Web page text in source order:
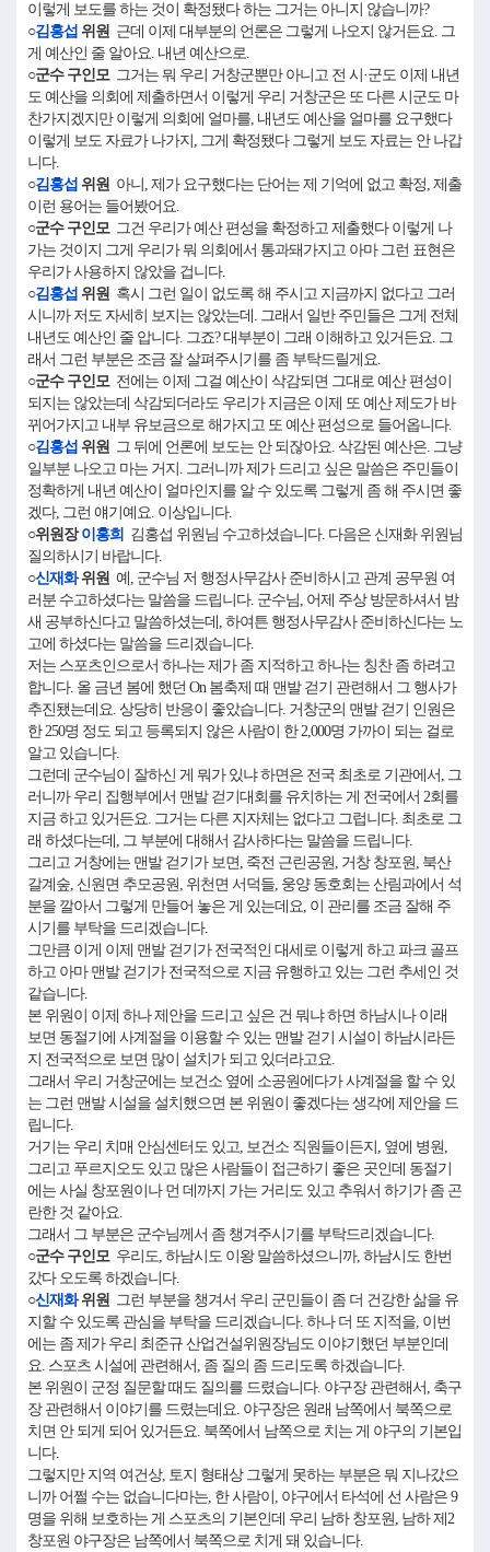
이렇게 보도를 하는 것이 확정됐다 하는 그거는 아니지 않습니까?
○김홍섭 위원 근데 이제 대부분의 언론은 그렇게 나오지 않거든요. 그
게 예산인 줄 알아요. 내년 예산으로.
○군수 구인모그거는 뭐 우리 거창군뿐만 아니고 전 시·군도 이제 내년
도 예산을 의회에 제출하면서 이렇게 우리 거창군은 또 다른 시군도 마
찬가지겠지만 이렇게 의회에 얼마를, 내년도 예산을 얼마를 요구했다
이렇게 보도 자료가 나가지, 그게 확정됐다 그렇게 보도 자료는 안 나갑
니다.
○김홍섭 위원 아니, 제가 요구했다는 단어는 제 기억에 없고 확정, 제출
이런 용어는 들어봤어요.
○군수 구인모그건 우리가 예산 편성을 확정하고 제출했다 이렇게 나
가는 것이지 그게 우리가 뭐 의회에서 통과돼가지고 아마 그런 표현은
우리가 사용하지 않았을 겁니다.
○김홍섭 위원 혹시 그런 일이 없도록 해 주시고 지금까지 없다고 그러
시니까 저도 자세히 보지는 않았는데. 그래서 일반 주민들은 그게 전체
내년도 예산인 줄 압니다. 그죠? 대부분이 그래 이해하고 있거든요. 그
래서 그런 부분은 조금 잘 살펴주시기를 좀 부탁드릴게요.
○군수 구인모전에는 이제 그걸 예산이 삭감되면 그대로 예산 편성이
되지는 않았는데 삭감되더라도 우리가 지금은 이제 또 예산 제도가 바
뀌어가지고 내부 유보금으로 해가지고 또 예산 편성으로 들어옵니다.
○김홍섭 위원 그 뒤에 언론에 보도는 안 되잖아요. 삭감된 예산은. 그냥
일부분 나오고 마는 거지. 그러니까 제가 드리고 싶은 말씀은 주민들이
정확하게 내년 예산이 얼마인지를 알 수 있도록 그렇게 좀 해 주시면 좋
겠다, 그런 얘기예요. 이상입니다.
○위원장이홍희 김홍섭 위원님 수고하셨습니다. 다음은 신재화 위원님
질의하시기 바랍니다.
○신재화위원 예, 군수님 저 행정사무감사 준비하시고 관계 공무원 여
러분 수고하셨다는 말씀을 드립니다. 군수님, 어제 주상 방문하셔서 밤
새 공부하신다고 말씀하셨는데, 하여튼 행정사무감사 준비하신다는 노
고에 하셨다는 말씀을 드리겠습니다.
저는 스포츠인으로서 하나는 제가 좀 지적하고 하나는 칭찬 좀 하려고
합니다. 올 금년 봄에 했던 On 봄축제 때 맨발 걷기 관련해서 그 행사가
추진됐는데요. 상당히 반응이 좋았습니다. 거창군의 맨발 걷기 인원은
한 250명 정도 되고 등록되지 않은 사람이 한 2,000명 가까이 되는 걸로
알고 있습니다.
그런데 군수님이 잘하신 게 뭐가 있냐 하면은 전국 최초로 기관에서, 그
러니까 우리 집행부에서 맨발 걷기대회를 유치하는 게 전국에서 2회를
지금 하고 있거든요. 그거는 다른 지자체는 없다고 그럽니다. 최초로 그
래 하셨다는데, 그 부분에 대해서 감사하다는 말씀을 드립니다.
그리고 거창에는 맨발 걷기가 보면, 죽전 근린공원, 거창 창포원, 북산
갈계숲, 신원면 추모공원, 위천면 서덕들, 웅양 동호회는 산림과에서 석
분을 깔아서 그렇게 만들어 놓은 게 있는데요, 이 관리를 조금 잘해 주
시기를 부탁을 드리겠습니다.
그만큼 이게 이제 맨발 걷기가 전국적인 대세로 이렇게 하고 파크 골프
하고 아마 맨발 걷기가 전국적으로 지금 유행하고 있는 그런 추세인 것
같습니다.
본 위원이 이제 하나 제안을 드리고 싶은 건 뭐냐 하면 하남시나 이래
보면 동절기에 사계절을 이용할 수 있는 맨발 걷기 시설이 하남시라든
지 전국적으로 보면 많이 설치가 되고 있더라고요.
그래서 우리 거창군에는 보건소 옆에 소공원에다가 사계절을 할 수 있
는 그런 맨발 시설을 설치했으면 본 위원이 좋겠다는 생각에 제안을 드
립니다.
거기는 우리 치매 안심센터도 있고, 보건소 직원들이든지, 옆에 병원,
그리고 푸르지오도 있고 많은 사람들이 접근하기 좋은 곳인데 동절기
에는 사실 창포원이나 먼 데까지 가는 거리도 있고 추워서 하기가 좀 곤
란한 것 같아요.
그래서 그 부분은 군수님께서 좀 챙겨주시기를 부탁드리겠습니다.
○군수 구인모우리도, 하남시도 이왕 말씀하셨으니까, 하남시도 한번
갔다 오도록 하겠습니다.
○신재화위원 그런 부분을 챙겨서 우리 군민들이 좀 더 건강한 삶을 유
지할 수 있도록 관심을 부탁을 드리겠습니다. 하나 더 또 지적을, 이번
에는 좀 제가 우리 최준규 산업건설위원장님도 이야기했던 부분인데
요. 스포츠 시설에 관련해서, 좀 질의 좀 드리도록 하겠습니다.
본 위원이 군정 질문할 때도 질의를 드렸습니다. 야구장 관련해서, 축구
장 관련해서 이야기를 드렸는데요. 야구장은 원래 남쪽에서 북쪽으로
치면 안 되게 되어 있거든요. 북쪽에서 남쪽으로 치는 게 야구의 기본입
니다.
그렇지만 지역 여건상, 토지 형태상 그렇게 못하는 부분은 뭐 지나갔으
니까 어쩔 수는 없습니다마는, 한 사람이, 야구에서 타석에 선 사람은 9
명을 위해 보호하는 게 스포츠의 기본인데 우리 남하 창포원, 남하 제2
창포원 야구장은 남쪽에서 북쪽으로 치게 돼 있습니다.